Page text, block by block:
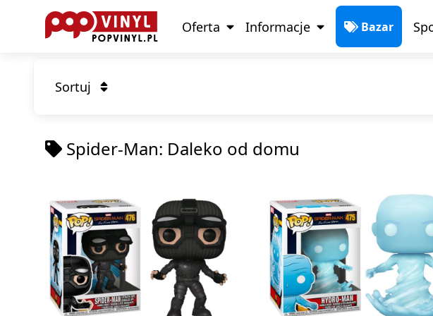
Oferta Informacje Bazar
Sortuj
Spider-Man: Daleko od domu